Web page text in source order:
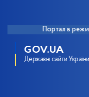
Портал в
GOV.UA
Державні сайти України